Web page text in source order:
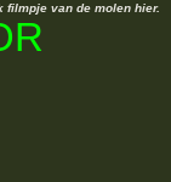
filmpje van de molen hier.